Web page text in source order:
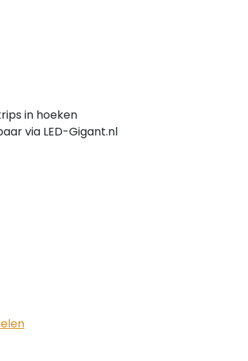
in hoeken
via LED-Gigant.nl